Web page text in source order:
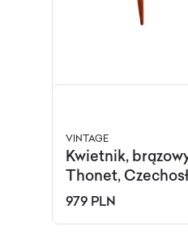
VINTAGE
Kwietnik,
Thonet,
60.
979 PLN